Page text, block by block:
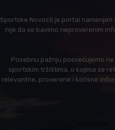
Sportske Novosti je portal
nije da se bavimo neproverenim
Posebnu pažnju posvećujemo
sportskim tržištima, o kojima se
relevantne, proverene i korisne